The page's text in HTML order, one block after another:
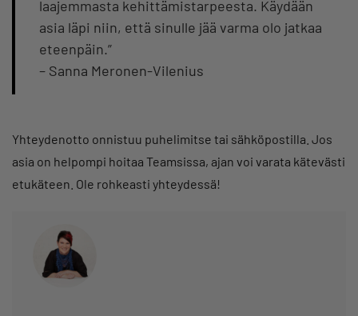
laajemmasta kehittämistarpeesta. Käydään
asia läpi niin, että sinulle jää varma olo jatkaa
eteenpäin.”
– Sanna Meronen-Vilenius
Yhteydenotto onnistuu puhelimitse tai sähköpostilla. Jos
asia on helpompi hoitaa Teamsissa, ajan voi varata kätevästi
etukäteen. Ole rohkeasti yhteydessä!